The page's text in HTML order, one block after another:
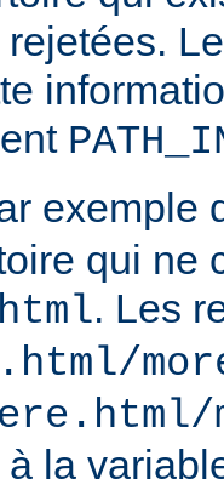
exemple
qui ne
. Les
à la